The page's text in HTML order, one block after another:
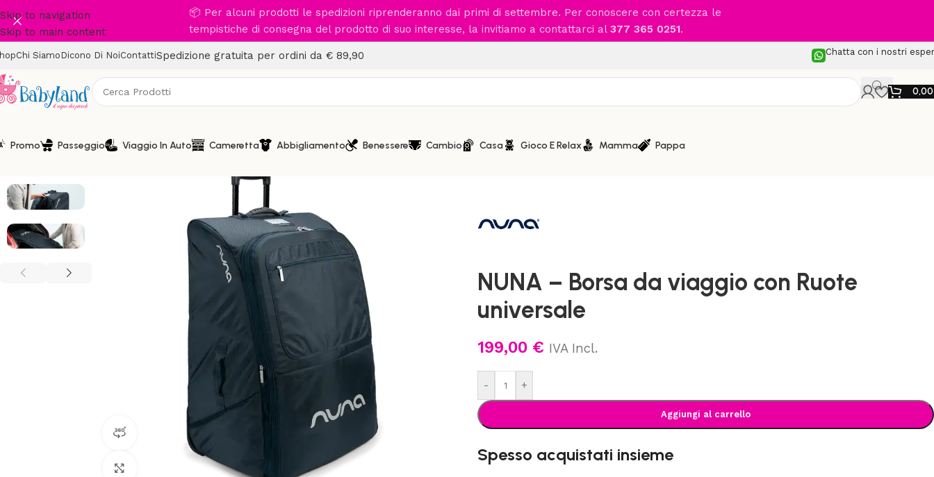
Skip to navigation
Skip to main content
📦 Per alcuni prodotti le spedizioni riprenderanno dai primi di settembre. Per conoscere con certezza le
tempistiche di consegna del prodotto di suo interesse, la invitiamo a contattarci al 377 365 0251.
Chi Siamo Dicono Di NoiContattiSpedizione gratuita per ordini da € 89,90 Chatta con i nostri
Promo Passeggio Viaggio In Auto Cameretta Abbigliamento Benessere Cambio Casa Gioco E Relax Mamma Pappa
360 product view
Clicca per ingrandire
Home/Passeggio Accessori Passeggio /
NUNA – Borsa da viaggio con Ruote
universale
199,00 € IVA Incl.
- +
Aggiungi al carrello
Spesso acquistati insieme